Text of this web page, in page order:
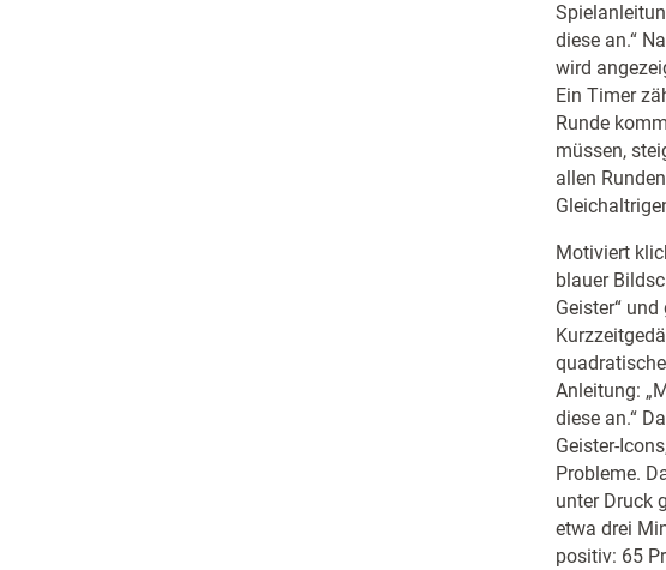
diese an.“
wird
Ein Timer
Runde
müssen,
allen
Motiviert
blauer
Geister“
Anleitung:
diese an.“
Geister-
Probleme.
unter Druck
etwa drei
positiv: 65